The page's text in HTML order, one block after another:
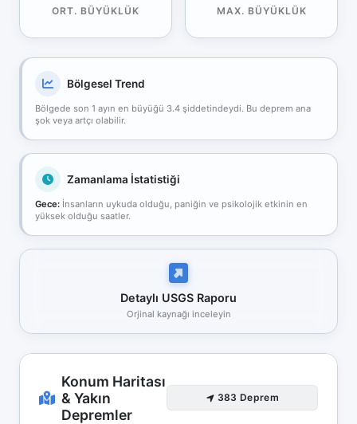
ORT. BÜYÜKLÜK MAX. BÜYÜKLÜK
Bölgesel Trend
Bölgede son 1 ayın en büyüğü 3.4 şiddetindeydi. Bu deprem ana
şok veya artçı olabilir.
Zamanlama İstatistiği
Gece: İnsanların uykuda olduğu, paniğin ve psikolojik etkinin en
yüksek olduğu saatler.
Detaylı USGS Raporu
Orjinal kaynağı inceleyin
Konum Haritası
& Yakın
Depremler
383 Deprem